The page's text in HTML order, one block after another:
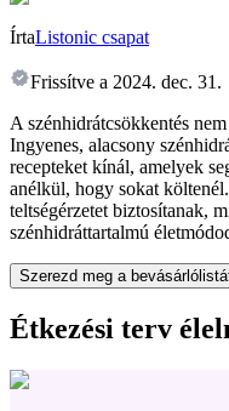
ÍrtaListonic csapat
Frissítve a 2024. dec. 31.
A szénhidrátcsökkentés
Ingyenes, alacsony
recepteket kínál, amelyek
anélkül, hogy sokat
teltségérzetet biztosítanak,
szénhidráttartalmú
Szerezd meg a
Étkezési terv